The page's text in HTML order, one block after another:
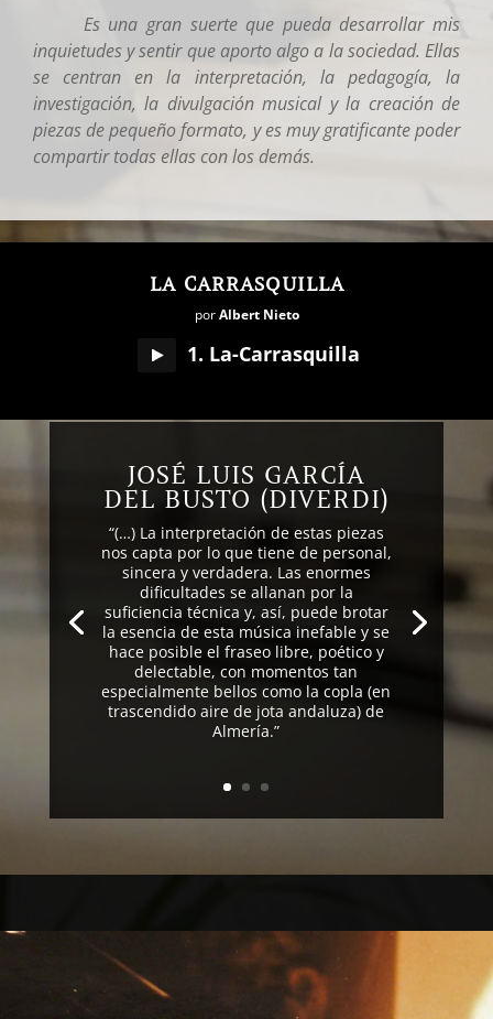
Es una gran suerte que pueda desarrollar mis
inquietudes y sentir que aporto algo a la sociedad. Ellas
se centran en la interpretación, la pedagogía, la
investigación, la divulgación musical y la creación de
piezas de pequeño formato, y es muy gratificante poder
compartir todas ellas con los demás.
LA CARRASQUILLA
porAlbert Nieto
1. La-Carrasquilla
JOSÉ LUIS GARCÍA
DEL BUSTO (DIVERDI)
“(…) La interpretación de estas piezas
nos capta por lo que tiene de personal,
sincera y verdadera. Las enormes
dificultades se allanan por la
suficiencia técnica y, así, puede brotar
la esencia de esta música inefable y se
hace posible el fraseo libre, poético y
delectable, con momentos tan
especialmente bellos como la copla (en
trascendido aire de jota andaluza) de
Almería.”